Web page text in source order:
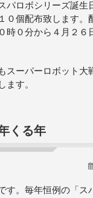
パロボシリーズ誕生
０個配布致します。
時０分から４月２６
スーパーロボット大
ます。
くる年
す。毎年恒例の「ス